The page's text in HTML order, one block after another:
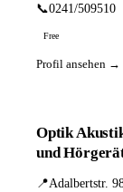
📞0241/509510
Free
Profil ansehen →
Optik
und
📍Adalbertstr.